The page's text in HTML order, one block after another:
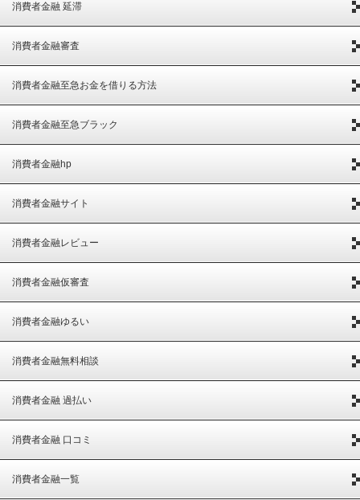
消費者金融 延滞
消費者金融審査
消費者金融至急お金を借りる方法
消費者金融至急ブラック
消費者金融hp
消費者金融サイト
消費者金融レビュー
消費者金融仮審査
消費者金融ゆるい
消費者金融無料相談
消費者金融 過払い
消費者金融 口コミ
消費者金融一覧